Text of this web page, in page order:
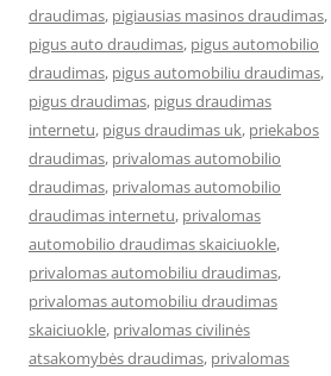
draudimas, pigiausias masinos draudimas,
pigus auto draudimas, pigus automobilio
draudimas, pigus automobiliu draudimas,
pigus draudimas, pigus draudimas
internetu, pigus draudimas uk, priekabos
draudimas, privalomas automobilio
draudimas, privalomas automobilio
draudimas internetu, privalomas
automobilio draudimas skaiciuokle,
privalomas automobiliu draudimas,
privalomas automobiliu draudimas
skaiciuokle, privalomas civilinės
atsakomybės draudimas, privalomas